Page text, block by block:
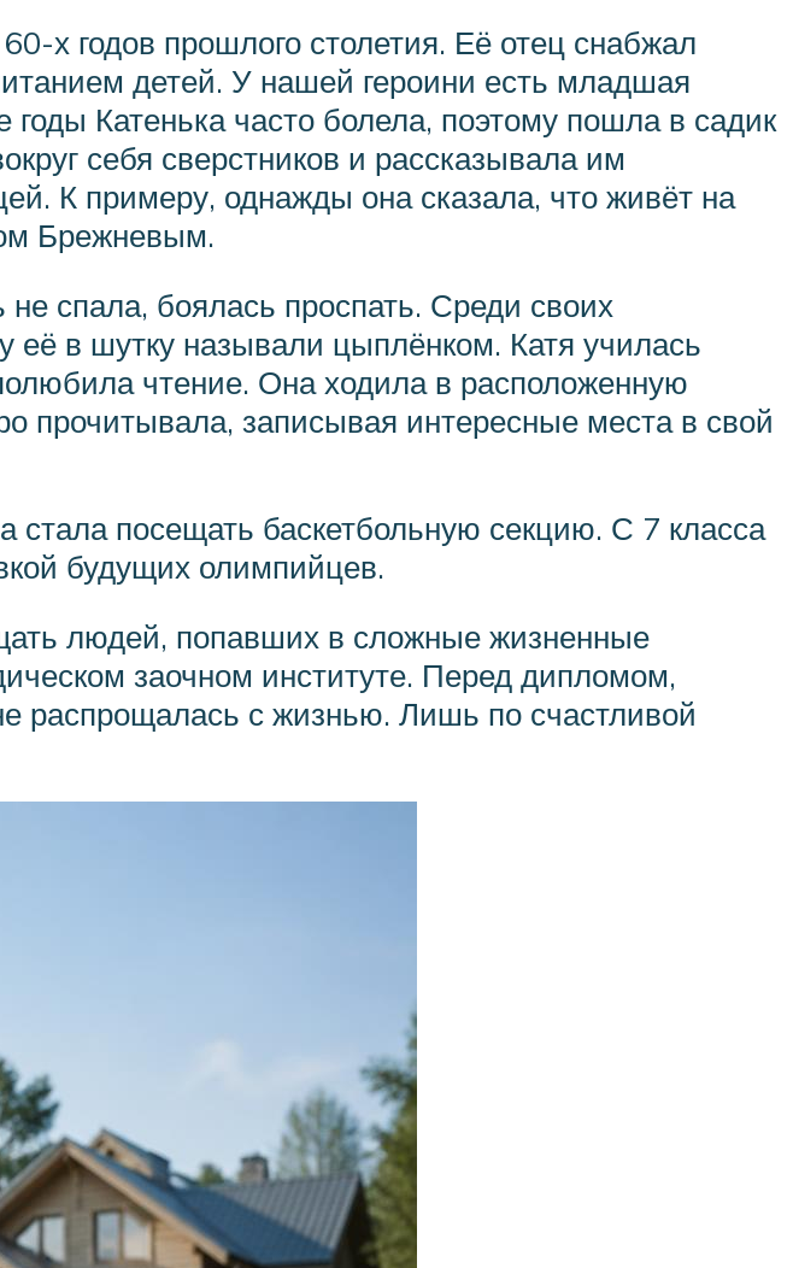
х годов прошлого столетия. Её отец снабжал
детей. У нашей героини есть младшая
годы Катенька часто болела, поэтому пошла в садик
себя сверстников и рассказывала им
К примеру, однажды она сказала, что живёт на
Брежневым.
спала, боялась проспать. Среди своих
её в шутку называли цыплёнком. Катя училась
чтение. Она ходила в расположенную
прочитывала, записывая интересные места в свой
стала посещать баскетбольную секцию. С 7 класса
будущих олимпийцев.
людей, попавших в сложные жизненные
заочном институте. Перед дипломом,
распрощалась с жизнью. Лишь по счастливой